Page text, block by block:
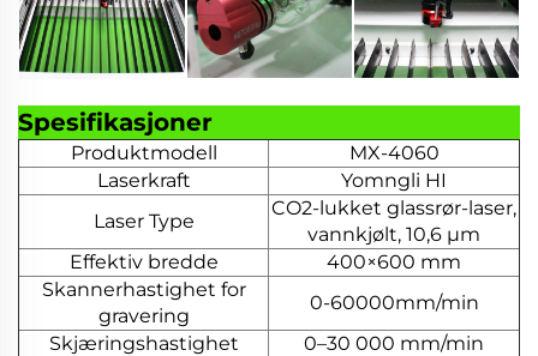
Spesifikasjoner
Produktmodell
MX-4060
Laserkraft
Yomngli HI
Laser Type
CO2-lukket glassrør-laser,
vannkjølt, 10,6 µm
Effektiv bredde
400×600 mm
Skannerhastighet for
gravering
0-60000mm/min
Skjæringshastighet
0–30 000 mm/min